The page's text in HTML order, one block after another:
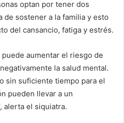
optan por tener dos
de sostener a la familia y esto
del cansancio, fatiga y estrés.
aumentar el riesgo de
la salud mental.
sin suficiente tiempo para el
pueden llevar a un
alerta el siquiatra.